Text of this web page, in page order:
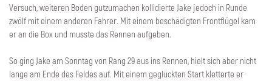
Versuch, weiteren Boden gutzumachen kollidierte Jake jedoch in Runde
zwölf mit einem anderen Fahrer. Mit einem beschädigten Frontflügel kam
er an die Box und musste das Rennen aufgeben.
So ging Jake am Sonntag von Rang 29 aus ins Rennen, hielt sich aber nicht
lange am Ende des Feldes auf. Mit einem geglückten Start kletterte er